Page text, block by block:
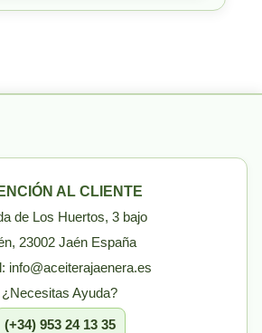
AL CLIENTE
de Los Huertos, 3 bajo
23002 Jaén España
info@aceiterajaenera.es
¿Necesitas Ayuda?
(+34) 953 24 13 35